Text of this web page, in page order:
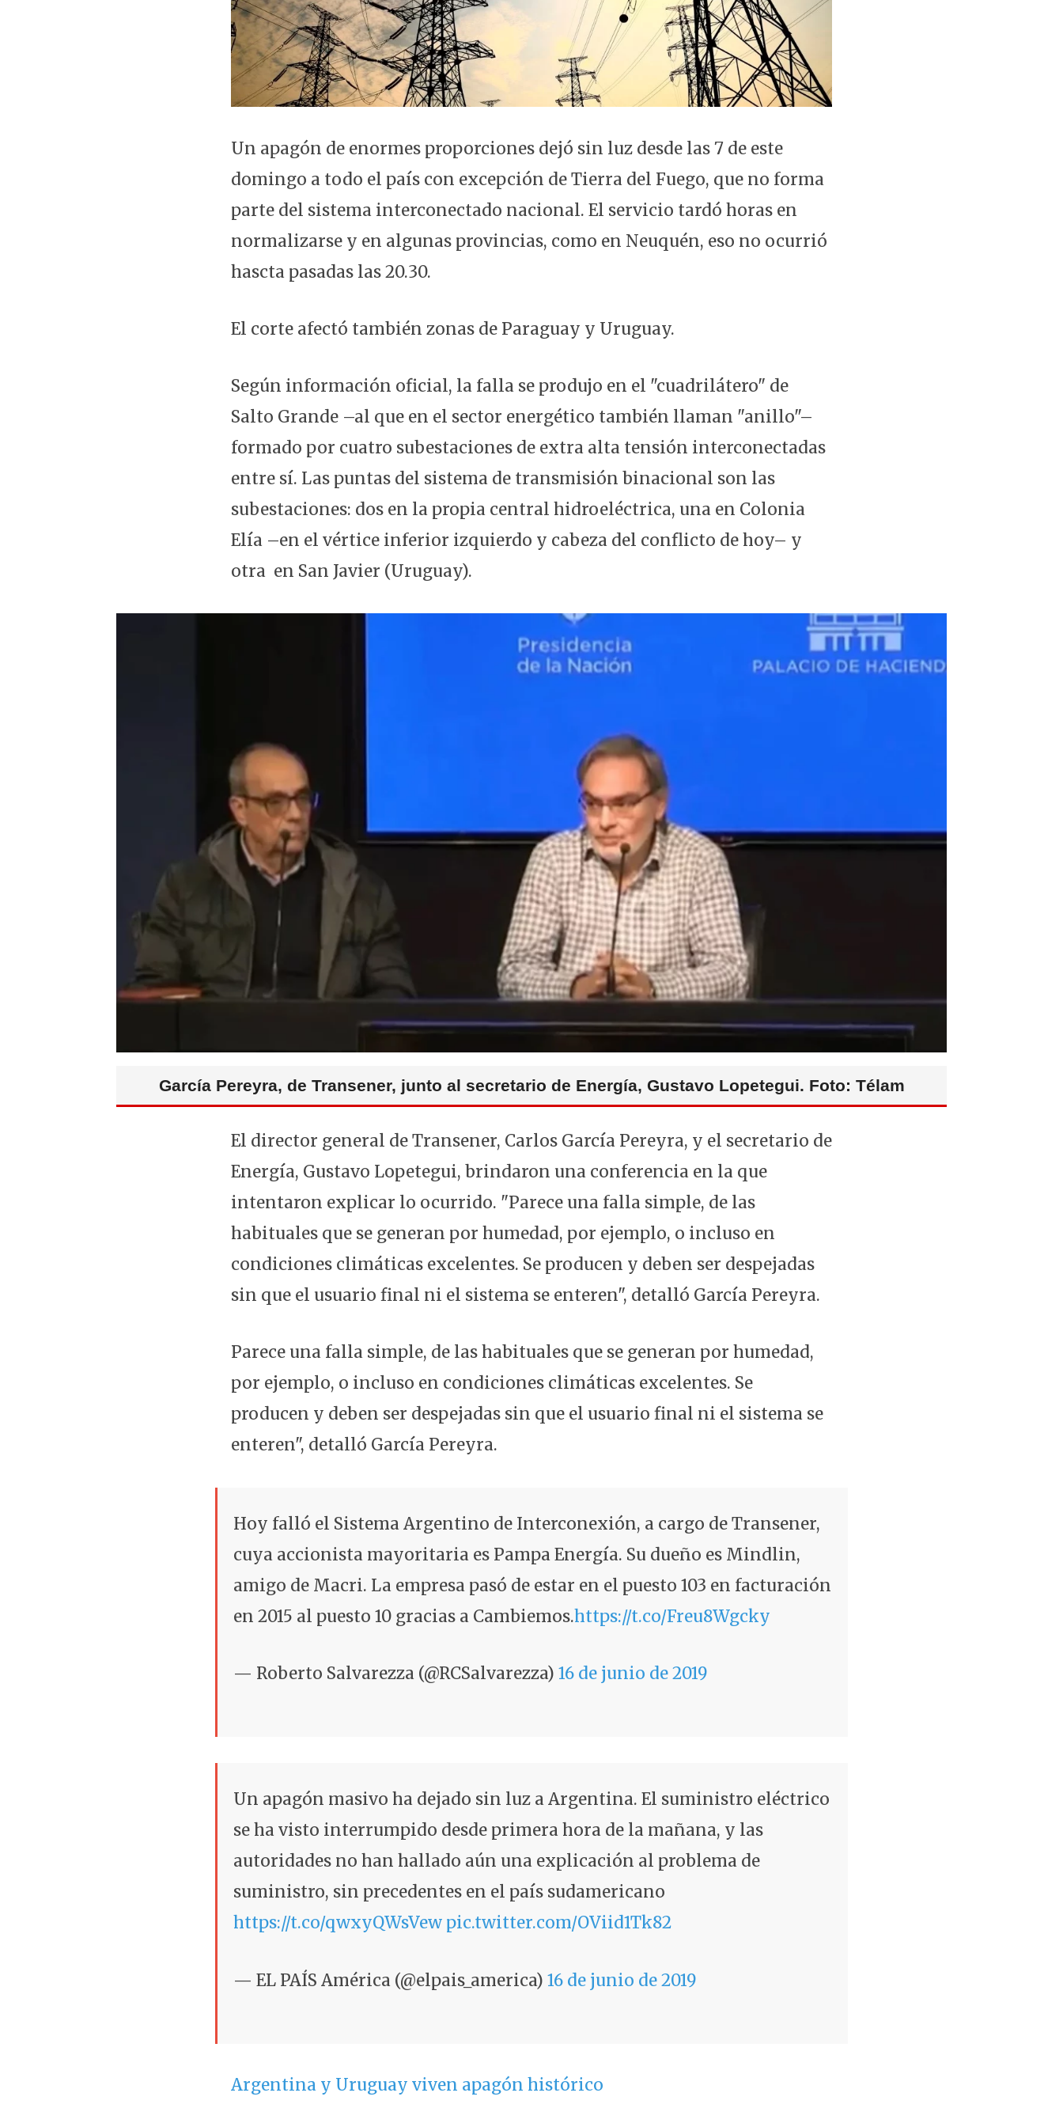
Un apagón de enormes proporciones dejó sin luz desde las 7 de este
domingo a todo el país con excepción de Tierra del Fuego, que no forma
parte del sistema interconectado nacional. El servicio tardó horas en
normalizarse y en algunas provincias, como en Neuquén, eso no ocurrió
hascta pasadas las 20.30.
El corte afectó también zonas de Paraguay y Uruguay.
Según información oficial, la falla se produjo en el "cuadrilátero" de
Salto Grande –al que en el sector energético también llaman "anillo"–
formado por cuatro subestaciones de extra alta tensión interconectadas
entre sí. Las puntas del sistema de transmisión binacional son las
subestaciones: dos en la propia central hidroeléctrica, una en Colonia
Elía –en el vértice inferior izquierdo y cabeza del conflicto de hoy– y
otra en San Javier (Uruguay).
García Pereyra, de Transener, junto al secretario de Energía, Gustavo Lopetegui. Foto: Télam
El director general de Transener, Carlos García Pereyra, y el secretario de
Energía, Gustavo Lopetegui, brindaron una conferencia en la que
intentaron explicar lo ocurrido. "Parece una falla simple, de las
habituales que se generan por humedad, por ejemplo, o incluso en
condiciones climáticas excelentes. Se producen y deben ser despejadas
sin que el usuario final ni el sistema se enteren", detalló García Pereyra.
Parece una falla simple, de las habituales que se generan por humedad,
por ejemplo, o incluso en condiciones climáticas excelentes. Se
producen y deben ser despejadas sin que el usuario final ni el sistema se
enteren", detalló García Pereyra.
Hoy falló el Sistema Argentino de Interconexión, a cargo de Transener,
cuya accionista mayoritaria es Pampa Energía. Su dueño es Mindlin,
amigo de Macri. La empresa pasó de estar en el puesto 103 en facturación
en 2015 al puesto 10 gracias a Cambiemos.https://t.co/Freu8Wgcky
— Roberto Salvarezza (@RCSalvarezza) 16 de junio de 2019
Un apagón masivo ha dejado sin luz a Argentina. El suministro eléctrico
se ha visto interrumpido desde primera hora de la mañana, y las
autoridades no han hallado aún una explicación al problema de
suministro, sin precedentes en el país sudamericano
https://t.co/qwxyQWsVew pic.twitter.com/OViid1Tk82
— EL PAÍS América (@elpais_america) 16 de junio de 2019
Argentina y Uruguay viven apagón histórico